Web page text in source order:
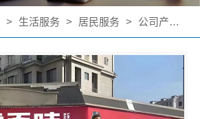
> 生活服务 > 居民服务 > 公司产品